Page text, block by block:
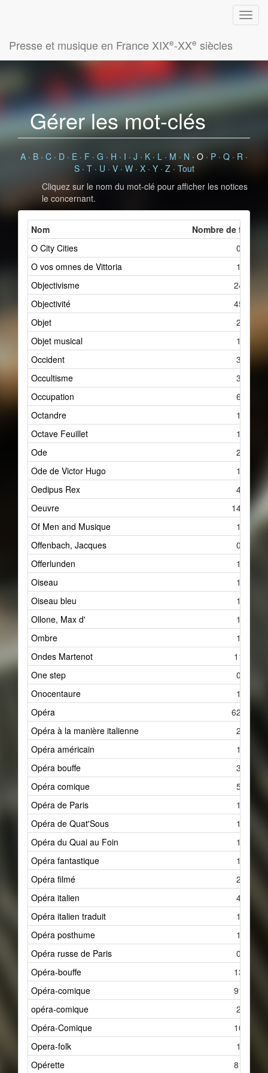
Presse et musique en France XIXe-XXe siècles
Gérer les mot-clés
A · B · C · D · E · F · G · H · I · J · K · L · M · N · O · P · Q · R ·
S· T· U · V· W· X· Y· Z· Tout
Cliquez sur le nom du mot-clé pour afficher les notices
le concernant.
Nom
Nombre de fiches
O City Cities
0
O vos omnes de Vittoria
1
Objectivisme
24
Objectivité
45
Objet
2
Objet musical
1
Occident
3
Occultisme
3
Occupation
6
Octandre
1
Octave Feuillet
1
Ode
2
Ode de Victor Hugo
1
Oedipus Rex
4
Oeuvre
144
Of Men and Musique
1
Offenbach, Jacques
0
Offerlunden
1
Oiseau
1
Oiseau bleu
1
Ollone, Max d'
1
Ombre
1
Ondes Martenot
11
One step
0
Onocentaure
1
Opéra
626
Opéra à la manière italienne
2
Opéra américain
1
Opéra bouffe
3
Opéra comique
5
Opéra de Paris
1
Opéra de Quat'Sous
1
Opéra du Quai au Foin
1
Opéra fantastique
1
Opéra filmé
2
Opéra italien
4
Opéra italien traduit
1
Opéra posthume
1
Opéra russe de Paris
0
Opéra-bouffe
13
Opéra-comique
91
opéra-comique
2
Opéra-Comique
10
Opera-folk
1
Opérette
81